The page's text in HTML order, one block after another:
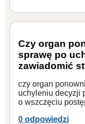
Czy organ
sprawę po
zawiadomić
czy organ
uchyleniu decyzji
o wszczęciu
0 odpowiedzi